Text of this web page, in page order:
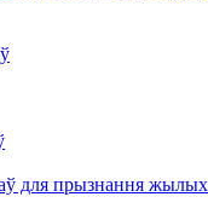
для прызнання